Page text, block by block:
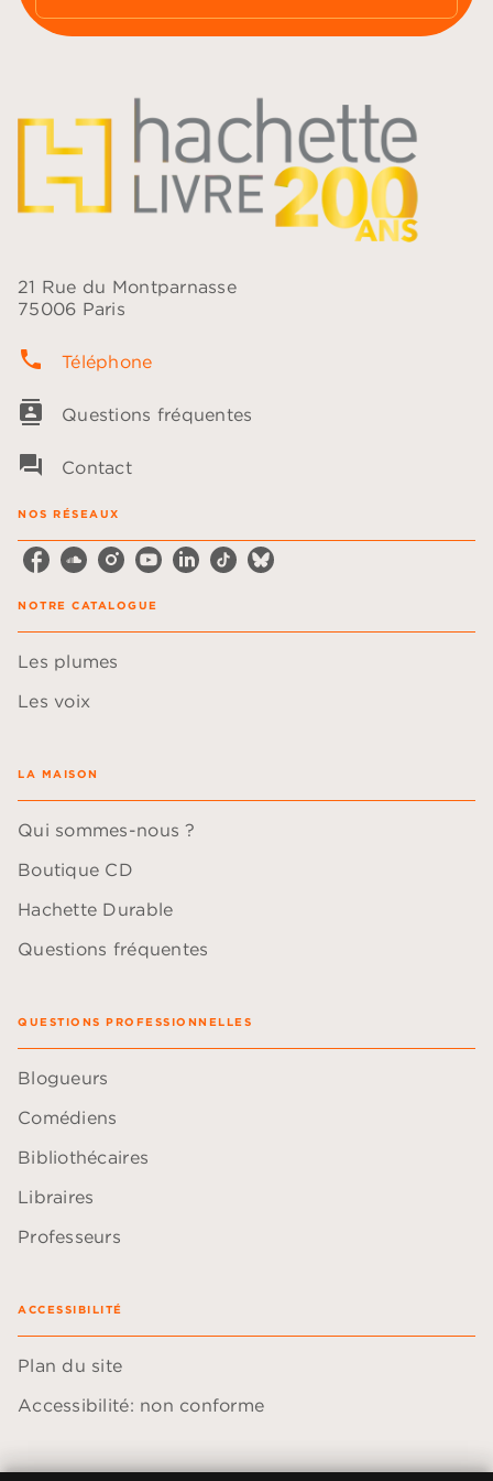
21 Rue du Montparnasse
75006 Paris
phone Téléphone
contacts Questions fréquentes
question_answer Contact
NOS RÉSEAUX
NOTRE CATALOGUE
Les plumes
Les voix
LA MAISON
Qui sommes-nous ?
Boutique CD
Hachette Durable
Questions fréquentes
QUESTIONS PROFESSIONNELLES
Blogueurs
Comédiens
Bibliothécaires
Libraires
Professeurs
ACCESSIBILITÉ
Plan du site
Accessibilité: non conforme